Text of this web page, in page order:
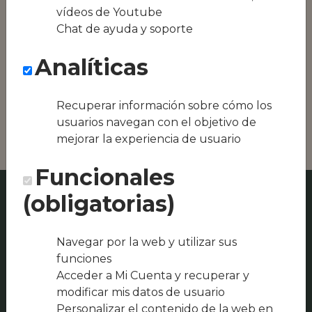
equipos híbridos
oferta local de tu
zona, como podría
Restaurante Casa
Sebas
vídeos de Youtube
Chat de ayuda y soporte
Analíticas
Recuperar información sobre cómo los
usuarios navegan con el objetivo de
mejorar la experiencia de usuario
Funcionales
(obligatorias)
Navegar por la web y utilizar sus
funciones
Acceder a Mi Cuenta y recuperar y
modificar mis datos de usuario
Personalizar el contenido de la web en